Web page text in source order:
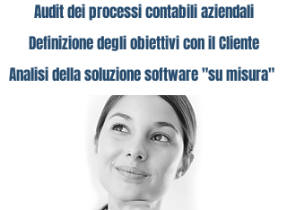
Audit dei processi contabili aziendali
Definizione degli obiettivi con il Cliente
Analisi della soluzione software "su misura"